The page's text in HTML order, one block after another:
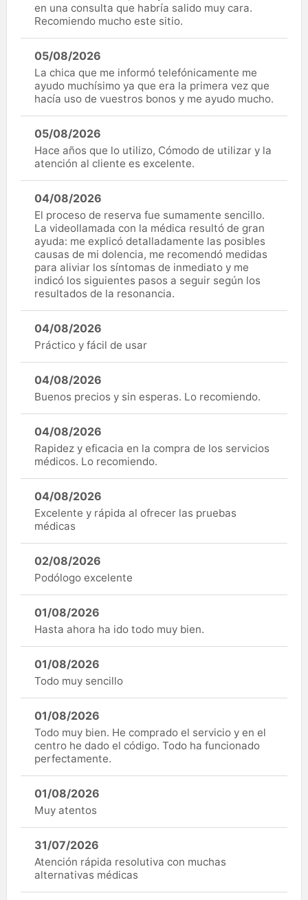
en una consulta que habría salido muy cara.
Recomiendo mucho este sitio.
05/08/2026
La chica que me informó telefónicamente me
ayudo muchísimo ya que era la primera vez que
hacía uso de vuestros bonos y me ayudo mucho.
05/08/2026
Hace años que lo utilizo, Cómodo de utilizar y la
atención al cliente es excelente.
04/08/2026
El proceso de reserva fue sumamente sencillo.
La videollamada con la médica resultó de gran
ayuda: me explicó detalladamente las posibles
causas de mi dolencia, me recomendó medidas
para aliviar los síntomas de inmediato y me
indicó los siguientes pasos a seguir según los
resultados de la resonancia.
04/08/2026
Práctico y fácil de usar
04/08/2026
Buenos precios y sin esperas. Lo recomiendo.
04/08/2026
Rapidez y eficacia en la compra de los servicios
médicos. Lo recomiendo.
04/08/2026
Excelente y rápida al ofrecer las pruebas
médicas
02/08/2026
Podólogo excelente
01/08/2026
Hasta ahora ha ido todo muy bien.
01/08/2026
Todo muy sencillo
01/08/2026
Todo muy bien. He comprado el servicio y en el
centro he dado el código. Todo ha funcionado
perfectamente.
01/08/2026
Muy atentos
31/07/2026
Atención rápida resolutiva con muchas
alternativas médicas